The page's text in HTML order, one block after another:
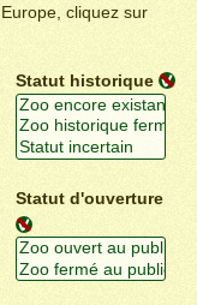
cliquez sur
Statut historique
Statut d'ouverture